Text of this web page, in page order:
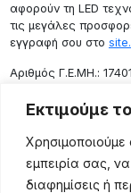
Εκτιμούμε
εμπειρία σας,
διαφημίσεις ή
αφορούν τη LED
τις μεγάλες
εγγραφή σου στο site.
Aριθμός Γ.Ε.ΜΗ.:
Επικοινωνία
Ρόδου 133,
(+30) 211 725